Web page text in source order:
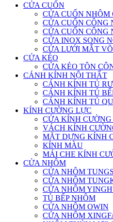
CỬA CUỐN
CỬA CUỐN NHÔM
CỬA CUỐN CÔNG
CỬA CUỐN CÔNG
CỬA INOX SONG
CỬA LƯỚI MẮT
CỬA KÉO
CỬA KÉO TÔN
CÁNH KÍNH NỘI THẤT
CÁNH KÍNH TỦ
CÁNH KÍNH TỦ
CÁNH KÍNH TỦ
KÍNH CƯỜNG LỰC
CỬA KÍNH CƯỜNG
VÁCH KÍNH
MẶT DỰNG KÍNH
KÍNH MÀU
MÁI CHE KÍNH
CỬA NHÔM
CỬA NHÔM
CỬA NHÔM
CỬA NHÔM
TỦ BẾP NHÔM
CỬA NHÔM OWIN
CỬA NHÔM